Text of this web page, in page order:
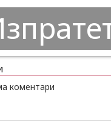
коментари